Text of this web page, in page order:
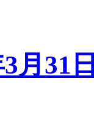
月31